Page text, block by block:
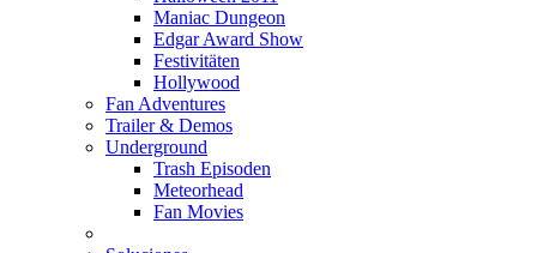
Maniac Dungeon
Edgar Award Show
Festivitäten
Hollywood
Fan Adventures
Trailer & Demos
Underground
Trash Episoden
Meteorhead
Fan Movies